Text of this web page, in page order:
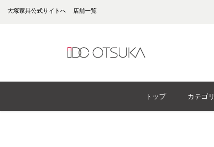
大塚家具公式サイトへ 店舗一覧
トップ カテゴリ